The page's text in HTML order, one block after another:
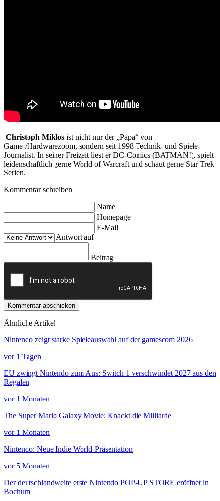
Christoph Miklos ist nicht nur der „Papa“ von
Game-/Hardwarezoom, sondern seit 1998 Technik- und Spiele-
Journalist. In seiner Freizeit liest er DC-Comics (BATMAN!), spielt
leidenschaftlich gerne World of Warcraft und schaut gerne Star Trek
Serien.
Kommentar schreiben
Name
Homepage
E-Mail
Antwort auf
Beitrag
Kommentar abschicken
Ähnliche Artikel
Nintendo zeigt starke Spieleauswahl auf der gamescom 2026
vor 1 Tagen
EU zwingt Nintendo zum Aus: Switch 1 verschwindet 2027 aus den
Regalen
vor 1 Monaten
The Super Mario Galaxy Movie: Knackt die Milliarde
vor 1 Monaten
Nintendo: Neue Indie World-Präsentation
vor 5 Monaten
Der deutschlandweite erste Nintendo POP-UP STORE eröffnet in
Bochum